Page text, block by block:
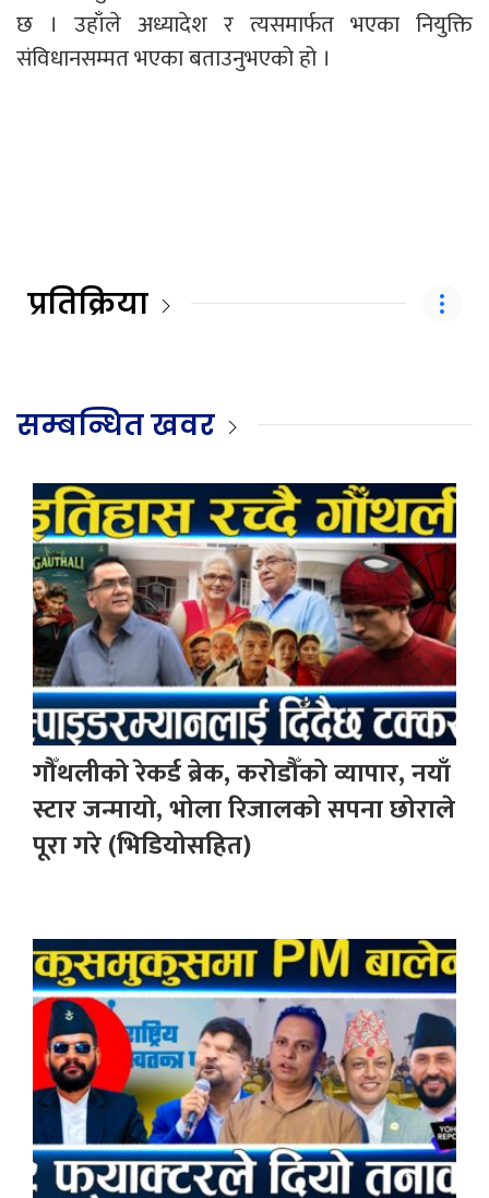
छ । उहाँले अध्यादेश र त्यसमार्फत भएका नियुक्ति
संविधानसम्मत भएका बताउनुभएको हो ।
प्रतिक्रिया
सम्बन्धित खवर
गौँथलीको रेकर्ड ब्रेक, करोडौँको व्यापार, नयाँ
स्टार जन्मायो, भोला रिजालको सपना छोराले
पूरा गरे (भिडियोसहित)